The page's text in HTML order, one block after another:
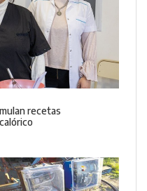
recetas